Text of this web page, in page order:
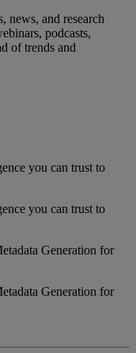
news, and research
podcasts,
of trends and
you can trust to
you can trust to
Generation for
Generation for